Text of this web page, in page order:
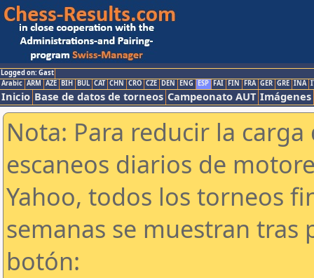
Logged on: Gast
Arabic ARM AZE BIH BUL CAT CHN CRO CZE DEN ENG ESP FAI FIN FRA GER GRE INA
Inicio Base de datos de torneos Campeonato AUT Imágenes
Nota: Para reducir la
escaneos diarios de
Yahoo, todos los torneos
semanas se muestran tras
botón: